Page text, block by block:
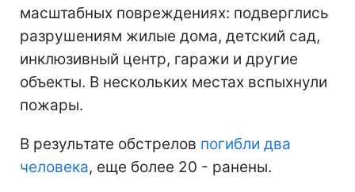
масштабных повреждениях: подверглись
разрушениям жилые дома, детский сад,
инклюзивный центр, гаражи и другие
объекты. В нескольких местах вспыхнули
пожары.
В результате обстрелов погибли два
человека, еще более 20 - ранены.